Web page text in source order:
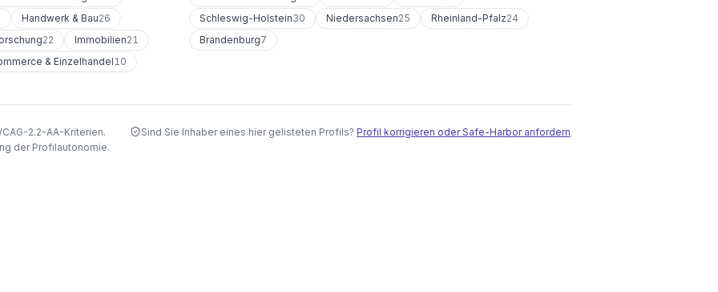
Handwerk & Bau26
22 Immobilien21
& Einzelhandel10
Schleswig-Holstein30 Niedersachsen25 Rheinland-Pfalz24
Brandenburg7
2.2-AA-Kriterien.
der Profilautonomie.
Sind Sie Inhaber eines hier gelisteten Profils? Profil korrigieren oder Safe-Harbor anfordern